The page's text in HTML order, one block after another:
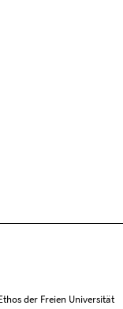
der Freien Universität